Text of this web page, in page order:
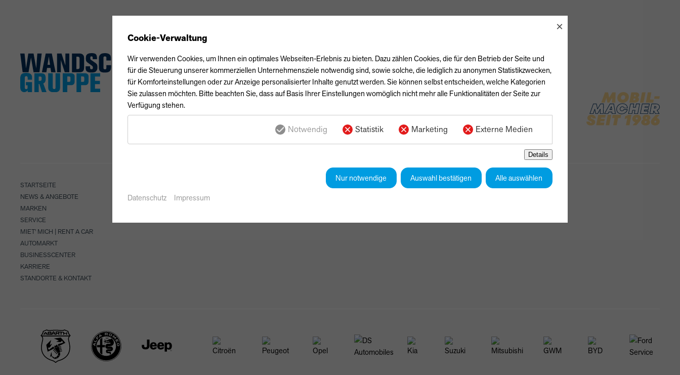
STARTSEITE
NEWS & ANGEBOTE
MARKEN
SERVICE
MIET' MICH | RENT A CAR
AUTOMARKT
BUSINESSCENTER
KARRIERE
STANDORTE & KONTAKT
Cookie-Verwaltung
×
Wir verwenden Cookies, um Ihnen ein optimales Webseiten-Erlebnis zu bieten. Dazu zählen Cookies, die für den Betrieb der Seite und
für die Steuerung unserer kommerziellen Unternehmensziele notwendig sind, sowie solche, die lediglich zu anonymen Statistikzwecken,
für Komforteinstellungen oder zur Anzeige personalisierter Inhalte genutzt werden. Sie können selbst entscheiden, welche Kategorien
Sie zulassen möchten. Bitte beachten Sie, dass auf Basis Ihrer Einstellungen womöglich nicht mehr alle Funktionalitäten der Seite zur
Verfügung stehen.
Notwendig Statistik Marketing Externe Medien
Details
Nur notwendige Auswahl bestätigen Alle auswählen
Datenschutz Impressum